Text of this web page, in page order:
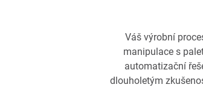
Váš výrobní
manipulace s
automatizační
dlouholetým